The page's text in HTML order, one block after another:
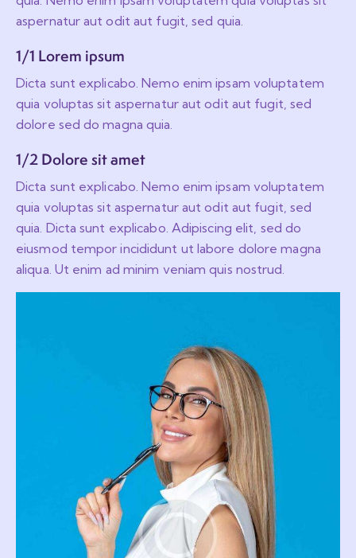
aspernatur aut odit aut fugit, sed quia.
1/1 Lorem ipsum
Dicta sunt explicabo. Nemo enim ipsam voluptatem
quia voluptas sit aspernatur aut odit aut fugit, sed
dolore sed do magna quia.
1/2 Dolore sit amet
Dicta sunt explicabo. Nemo enim ipsam voluptatem
quia voluptas sit aspernatur aut odit aut fugit, sed
quia. Dicta sunt explicabo. Adipiscing elit, sed do
eiusmod tempor incididunt ut labore dolore magna
aliqua. Ut enim ad minim veniam quis nostrud.